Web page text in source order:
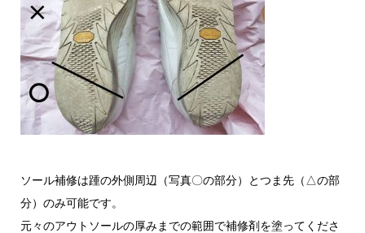
ソール補修は踵の外側周辺（写真〇の部分）とつま先（△の部
分）のみ可能です。
元々のアウトソールの厚みまでの範囲で補修剤を塗ってくださ